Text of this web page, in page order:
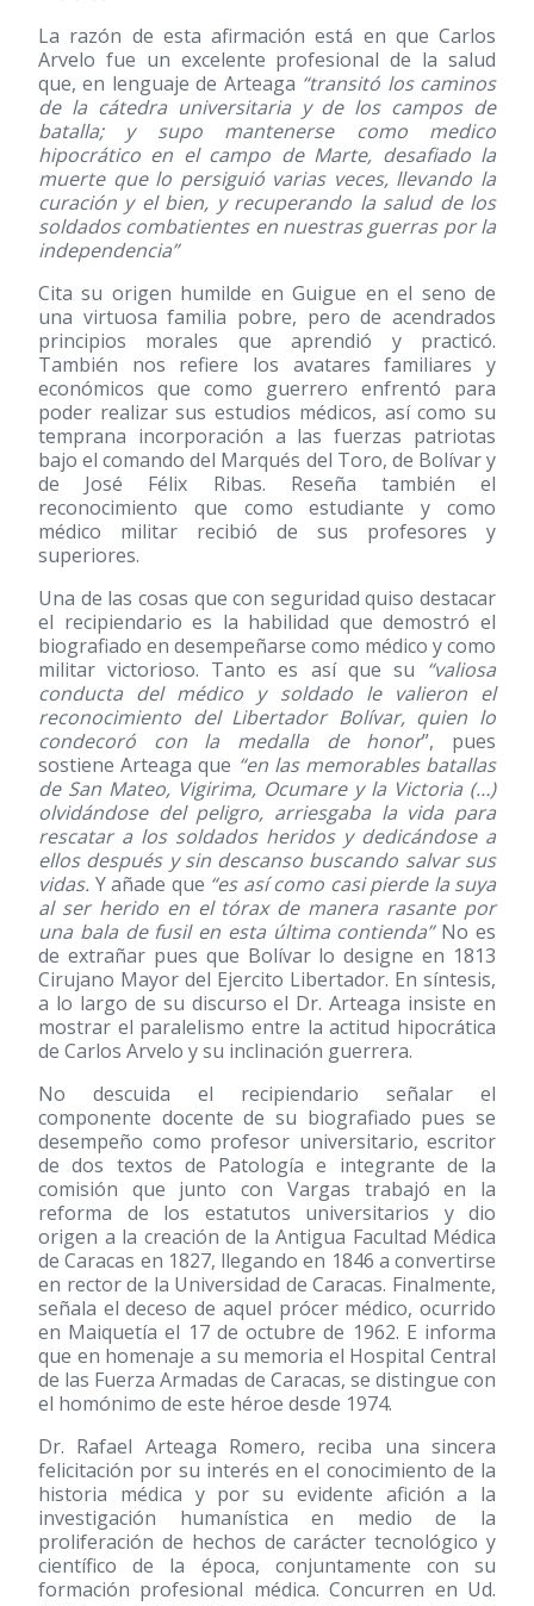
La razón de esta afirmación está en que Carlos
Arvelo fue un excelente profesional de la salud
que, en lenguaje de Arteaga “transitó los caminos
de la cátedra universitaria y de los campos de
batalla; y supo mantenerse como medico
hipocrático en el campo de Marte, desafiado la
muerte que lo persiguió varias veces, llevando la
curación y el bien, y recuperando la salud de los
soldados combatientes en nuestras guerras por la
independencia”
Cita su origen humilde en Guigue en el seno de
una virtuosa familia pobre, pero de acendrados
principios morales que aprendió y practicó.
También nos refiere los avatares familiares y
económicos que como guerrero enfrentó para
poder realizar sus estudios médicos, así como su
temprana incorporación a las fuerzas patriotas
bajo el comando del Marqués del Toro, de Bolívar y
de José Félix Ribas. Reseña también el
reconocimiento que como estudiante y como
médico militar recibió de sus profesores y
superiores.
Una de las cosas que con seguridad quiso destacar
el recipiendario es la habilidad que demostró el
biografiado en desempeñarse como médico y como
militar victorioso. Tanto es así que su “valiosa
conducta del médico y soldado le valieron el
reconocimiento del Libertador Bolívar, quien lo
condecoró con la medalla de honor”, pues
sostiene Arteaga que “en las memorables batallas
de San Mateo, Vigirima, Ocumare y la Victoria (…)
olvidándose del peligro, arriesgaba la vida para
rescatar a los soldados heridos y dedicándose a
ellos después y sin descanso buscando salvar sus
vidas. Y añade que “es así como casi pierde la suya
al ser herido en el tórax de manera rasante por
una bala de fusil en esta última contienda” No es
de extrañar pues que Bolívar lo designe en 1813
Cirujano Mayor del Ejercito Libertador. En síntesis,
a lo largo de su discurso el Dr. Arteaga insiste en
mostrar el paralelismo entre la actitud hipocrática
de Carlos Arvelo y su inclinación guerrera.
No descuida el recipiendario señalar el
componente docente de su biografiado pues se
desempeño como profesor universitario, escritor
de dos textos de Patología e integrante de la
comisión que junto con Vargas trabajó en la
reforma de los estatutos universitarios y dio
origen a la creación de la Antigua Facultad Médica
de Caracas en 1827, llegando en 1846 a convertirse
en rector de la Universidad de Caracas. Finalmente,
señala el deceso de aquel prócer médico, ocurrido
en Maiquetía el 17 de octubre de 1962. E informa
que en homenaje a su memoria el Hospital Central
de las Fuerza Armadas de Caracas, se distingue con
el homónimo de este héroe desde 1974.
Dr. Rafael Arteaga Romero, reciba una sincera
felicitación por su interés en el conocimiento de la
historia médica y por su evidente afición a la
investigación humanística en medio de la
proliferación de hechos de carácter tecnológico y
científico de la época, conjuntamente con su
formación profesional médica. Concurren en Ud.